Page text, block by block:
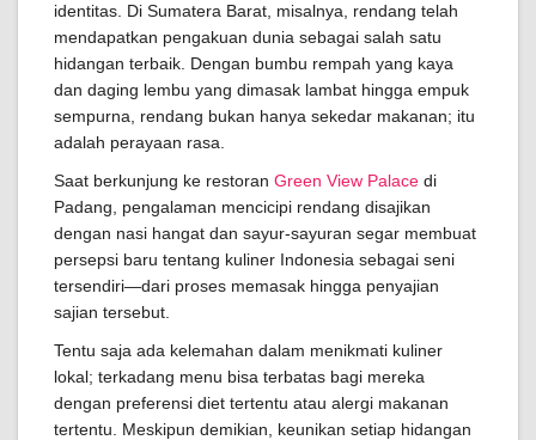
identitas. Di Sumatera Barat, misalnya, rendang telah
mendapatkan pengakuan dunia sebagai salah satu
hidangan terbaik. Dengan bumbu rempah yang kaya
dan daging lembu yang dimasak lambat hingga empuk
sempurna, rendang bukan hanya sekedar makanan; itu
adalah perayaan rasa.
Saat berkunjung ke restoran Green View Palace di
Padang, pengalaman mencicipi rendang disajikan
dengan nasi hangat dan sayur-sayuran segar membuat
persepsi baru tentang kuliner Indonesia sebagai seni
tersendiri—dari proses memasak hingga penyajian
sajian tersebut.
Tentu saja ada kelemahan dalam menikmati kuliner
lokal; terkadang menu bisa terbatas bagi mereka
dengan preferensi diet tertentu atau alergi makanan
tertentu. Meskipun demikian, keunikan setiap hidangan